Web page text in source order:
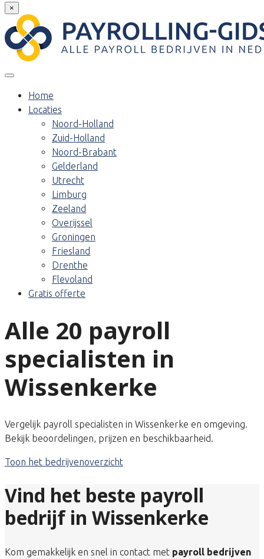
×
Home
Locaties
Noord-Holland
Zuid-Holland
Noord-Brabant
Gelderland
Utrecht
Limburg
Zeeland
Overijssel
Groningen
Friesland
Drenthe
Flevoland
Gratis offerte
Alle 20 payroll
specialisten in
Wissenkerke
Vergelijk payroll specialisten in Wissenkerke en omgeving.
Bekijk beoordelingen, prijzen en beschikbaarheid.
Toon het bedrijvenoverzicht
Vind het beste payroll
bedrijf in Wissenkerke
Kom gemakkelijk en snel in contact met payroll bedrijven